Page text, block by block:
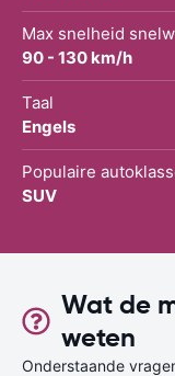
Max snelheid
90 - 130 km/h
Taal
Engels
Populaire
SUV
Wat de
weten
Onderstaande